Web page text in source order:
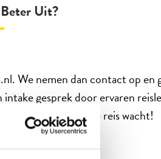
Uit?
We nemen dan contact op en
gesprek door ervaren
Uw/Jouw eerste reis wacht!